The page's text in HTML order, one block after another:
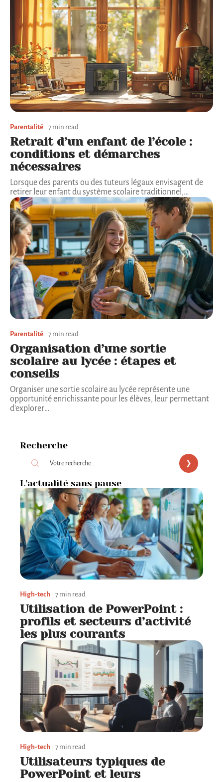
Parentalité 7 min read
Retrait d’un enfant de l’école :
conditions et démarches
nécessaires
Lorsque des parents ou des tuteurs légaux envisagent de
retirer leur enfant du système scolaire traditionnel,…
Parentalité 7 min read
Organisation d’une sortie
scolaire au lycée : étapes et
conseils
Organiser une sortie scolaire au lycée représente une
opportunité enrichissante pour les élèves, leur permettant
d'explorer…
Recherche
L’actualité sans pause
High-tech 7 min read
Utilisation de PowerPoint :
profils et secteurs d’activité
les plus courants
High-tech 7 min read
Utilisateurs typiques de
PowerPoint et leurs